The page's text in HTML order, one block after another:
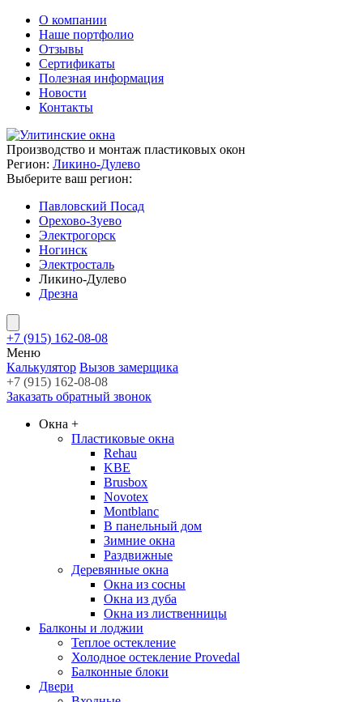
О компании
Наше портфолио
Отзывы
Сертификаты
Полезная информация
Новости
Контакты
Производство и монтаж пластиковых окон
Регион: Ликино-Дулево
Выберите ваш регион:
Павловский Посад
Орехово-Зуево
Электрогорск
Ногинск
Электросталь
Ликино-Дулево
Дрезна
+7 (915) 162-08-08
Меню
Калькулятор Вызов замерщика
+7 (915) 162-08-08
Заказать обратный звонок
Окна +
Пластиковые окна
Rehau
KBE
Brusbox
Novotex
Montblanc
В панельный дом
Зимние окна
Раздвижные
Деревянные окна
Окна из сосны
Окна из дуба
Окна из лиственницы
Балконы и лоджии
Теплое остекление
Холодное остекление Provedal
Балконные блоки
Двери